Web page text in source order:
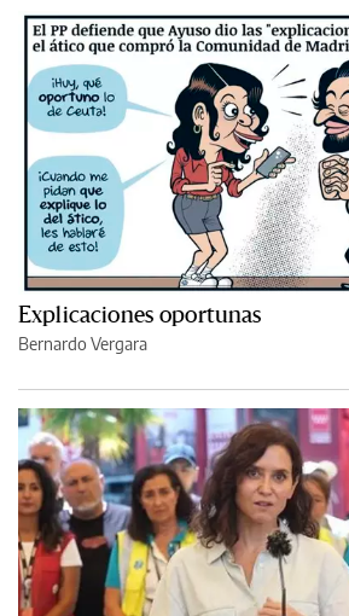
Explicaciones oportunas
Bernardo Vergara